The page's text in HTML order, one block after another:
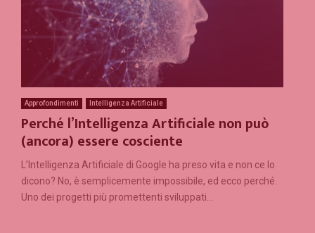
Approfondimenti Intelligenza Artificiale
Perché l’Intelligenza Artificiale non può
(ancora) essere cosciente
L’Intelligenza Artificiale di Google ha preso vita e non ce lo
dicono? No, è semplicemente impossibile, ed ecco perché.
Uno dei progetti più promettenti sviluppati...